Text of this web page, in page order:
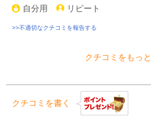
自分用
リピート
>>不適切なクチコミを報告する
クチコミをもっ
クチコミを書く